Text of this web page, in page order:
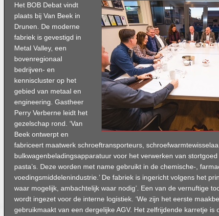
Het BOB Debat vindt
plaats bij Van Beek in
Drunen. De moderne
fabriek is gevestigd in
Metal Valley, een
bovenregionaal
bedrijven- en
kenniscluster op het
gebied van metaal en
engineering. Gastheer
Perry Verberne leidt het
gezelschap rond. ‘Van
Beek ontwerpt en
fabriceert maatwerk schroeftransporteurs,
bulkwagenbeladingsapparatuur voor het verwerken van
pasta’s. Deze worden met name gebruikt in de chemische-,
voedingsmiddelenindustrie.’ De fabriek is ingericht volgens het
waar mogelijk, ambachtelijk waar nodig’. Een van de vernuftige
wordt ingezet voor de interne logistiek. ‘We zijn het eerste
gebruikmaakt van een dergelijke AGV. Het zelfrijdende karretje is